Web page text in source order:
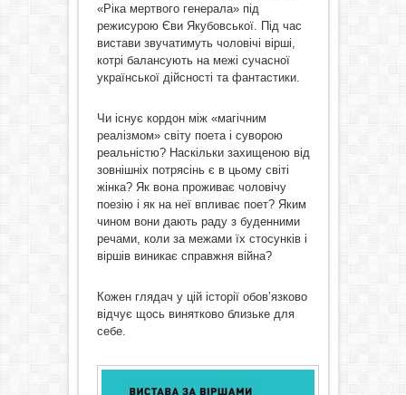
«Ріка мертвого генерала» під
режисурою Єви Якубовської. Під час
вистави звучатимуть чоловічі вірші,
котрі балансують на межі сучасної
української дійсності та фантастики.
Чи існує кордон між «магічним
реалізмом» світу поета і суворою
реальністю? Наскільки захищеною від
зовнішніх потрясінь є в цьому світі
жінка? Як вона проживає чоловічу
поезію і як на неї впливає поет? Яким
чином вони дають раду з буденними
речами, коли за межами їх стосунків і
віршів виникає справжня війна?
Кожен глядач у цій історії обов’язково
відчує щось винятково близьке для
себе.